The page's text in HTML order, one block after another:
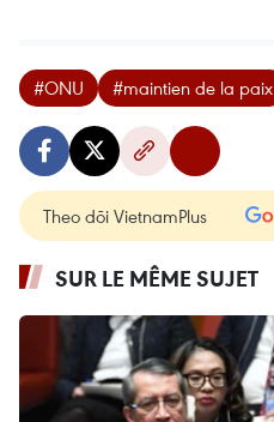
#ONU #maintien de la paix
Theo dõi VietnamPlus
SUR LE MÊME SUJET